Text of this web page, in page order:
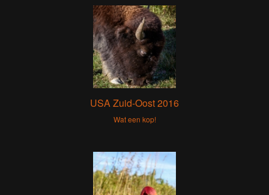
USA Zuid-Oost 2016
Wat een kop!